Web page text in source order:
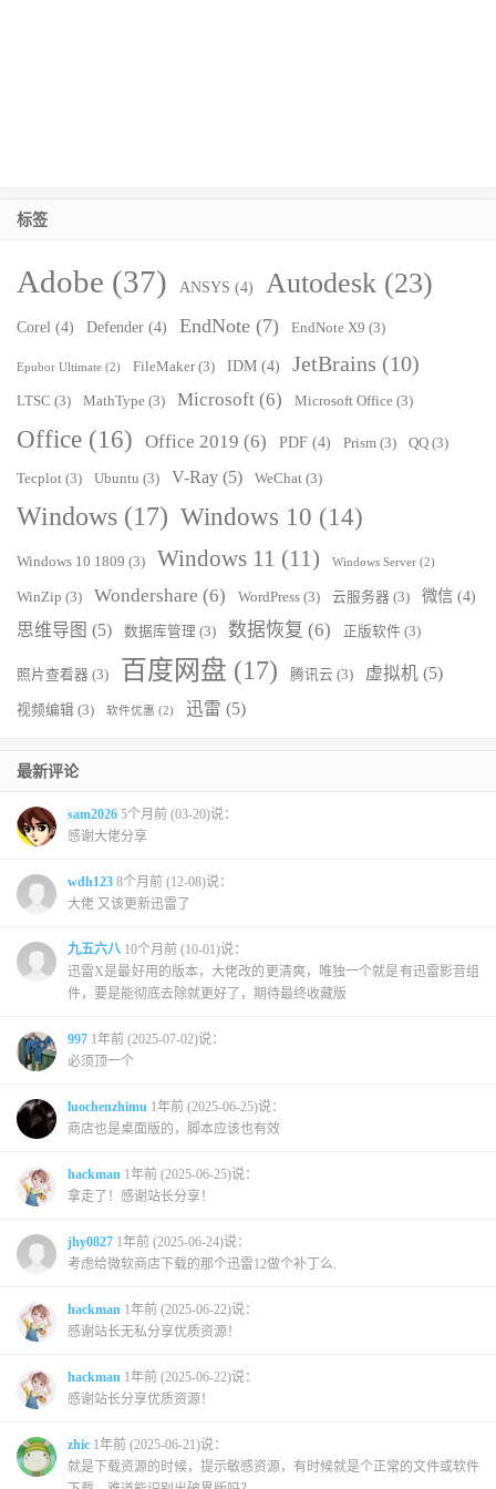
标签
Adobe (37) ANSYS (4) Autodesk (23)
Corel (4) Defender (4) EndNote (7) EndNote X9 (3)
Epubor Ultimate (2) FileMaker(3) IDM (4) JetBrains (10)
LTSC (3) MathType (3) Microsoft (6) Microsoft Office (3)
Office (16) Office 2019 (6) PDF (4) Prism (3) QQ (3)
Tecplot (3) Ubuntu (3) V-Ray (5) WeChat (3)
Windows (17) Windows 10 (14)
Windows 10 1809 (3) Windows 11 (11) Windows Server (2)
WinZip (3) Wondershare (6) WordPress (3) 云服务器 (3) 微信 (4)
思维导图 (5) 数据库管理 (3) 数据恢复 (6) 正版软件 (3)
照片查看器 (3) 百度网盘 (17) 腾讯云 (3) 虚拟机 (5)
视频编辑 (3) 软件优惠 (2) 迅雷 (5)
最新评论
sam2026 5个月前 (03-20)说：
感谢大佬分享
wdh123 8个月前 (12-08)说：
大佬 又该更新迅雷了
九五六八 10个月前 (10-01)说：
迅雷X是最好用的版本，大佬改的更清爽，唯独一个就是有迅雷影音组
件，要是能彻底去除就更好了，期待最终收藏版
997 1年前 (2025-07-02)说：
必须顶一个
luochenzhimu 1年前 (2025-06-25)说：
商店也是桌面版的，脚本应该也有效
hackman 1年前 (2025-06-25)说：
拿走了！感谢站长分享！
jhy0827 1年前 (2025-06-24)说：
考虑给微软商店下载的那个迅雷12做个补丁么.
hackman 1年前 (2025-06-22)说：
感谢站长无私分享优质资源！
hackman 1年前 (2025-06-22)说：
感谢站长分享优质资源！
zhic 1年前 (2025-06-21)说：
就是下载资源的时候，提示敏感资源，有时候就是个正常的文件或软件